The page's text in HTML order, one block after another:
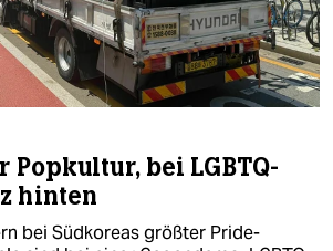
bei LGBTQ-
hinten
bei Südkoreas größter Pride-